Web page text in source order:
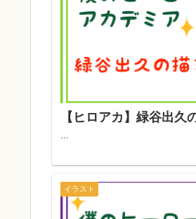
【ヒロアカ】緑谷出久
...
イラスト